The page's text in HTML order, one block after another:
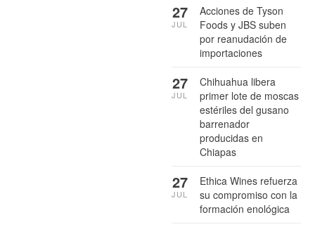
Acciones de Tyson
Foods y JBS suben
por reanudación de
importaciones
27
JUL
Chihuahua libera
primer lote de moscas
estériles del gusano
barrenador
producidas en
Chiapas
27
JUL
Ethica Wines refuerza
su compromiso con la
formación enológica
27
JUL